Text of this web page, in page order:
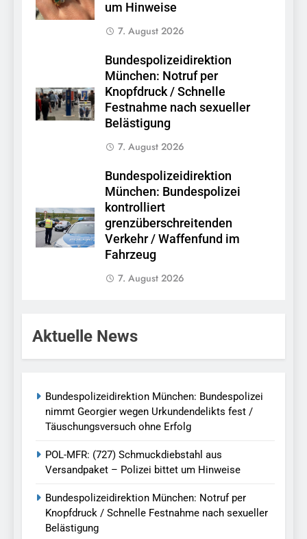
um Hinweise
7. August 2026
Bundespolizeidirektion
München: Notruf per
Knopfdruck / Schnelle
Festnahme nach sexueller
Belästigung
7. August 2026
Bundespolizeidirektion
München: Bundespolizei
kontrolliert
grenzüberschreitenden
Verkehr / Waffenfund im
Fahrzeug
7. August 2026
Aktuelle News
Bundespolizeidirektion München: Bundespolizei
nimmt Georgier wegen Urkundendelikts fest /
Täuschungsversuch ohne Erfolg
POL-MFR: (727) Schmuckdiebstahl aus
Versandpaket – Polizei bittet um Hinweise
Bundespolizeidirektion München: Notruf per
Knopfdruck / Schnelle Festnahme nach sexueller
Belästigung